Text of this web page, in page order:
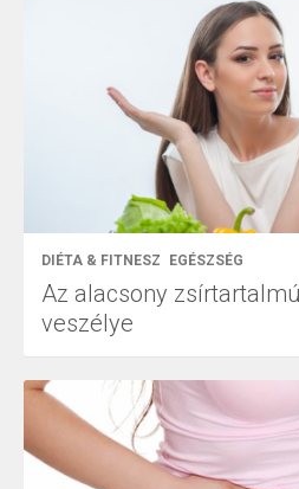
DIÉTA & FITNESZ EGÉSZSÉG
Az alacsony
veszélye